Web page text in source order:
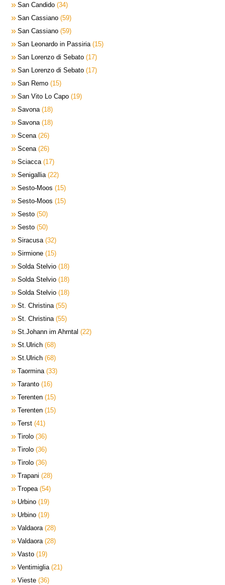
San Candido 34
San Cassiano 59
San Cassiano 59
San Leonardo in Passiria 15
San Lorenzo di Sebato 17
San Lorenzo di Sebato 17
San Remo 15
San Vito Lo Capo 19
Savona 18
Savona 18
Scena 26
Scena 26
Sciacca 17
Senigallia 22
Sesto-Moos
15
Sesto-Moos
15
Sesto 50
Sesto 50
Siracusa 32
Sirmione 15
Solda Stelvio 18
Solda Stelvio 18
Solda Stelvio 18
St. Christina 55
St. Christina 55
St.Johann im Ahrntal
22
St.Ulrich 68
St.Ulrich 68
Taormina 33
Taranto 16
Terenten 15
Terenten 15
Terst 41
Tirolo 36
Tirolo 36
Tirolo 36
Trapani 28
Tropea 54
Urbino 19
Urbino 19
Valdaora 28
Valdaora 28
Vasto 19
Ventimiglia 21
Vieste 36